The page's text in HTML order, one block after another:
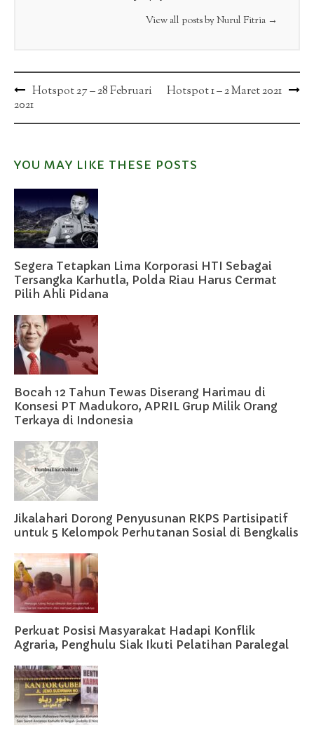
View all posts by Nurul Fitria →
Post
navigation
Hotspot 27 – 28 Februari
2021
Hotspot 1 – 2 Maret 2021
YOU MAY LIKE THESE POSTS
Segera Tetapkan Lima Korporasi HTI Sebagai
Tersangka Karhutla, Polda Riau Harus Cermat
Pilih Ahli Pidana
Bocah 12 Tahun Tewas Diserang Harimau di
Konsesi PT Madukoro, APRIL Grup Milik Orang
Terkaya di Indonesia
Jikalahari Dorong Penyusunan RKPS Partisipatif
untuk 5 Kelompok Perhutanan Sosial di Bengkalis
Perkuat Posisi Masyarakat Hadapi Konflik
Agraria, Penghulu Siak Ikuti Pelatihan Paralegal